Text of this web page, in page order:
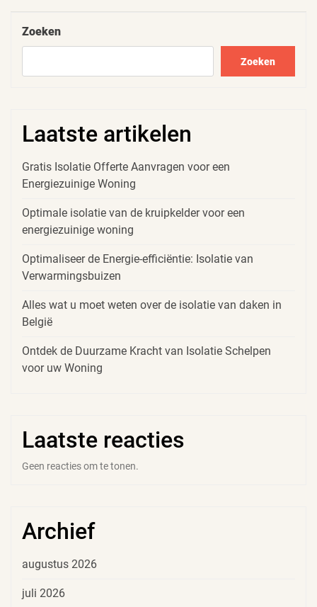
Zoeken
Zoeken
Laatste artikelen
Gratis Isolatie Offerte Aanvragen voor een
Energiezuinige Woning
Optimale isolatie van de kruipkelder voor een
energiezuinige woning
Optimaliseer de Energie-efficiëntie: Isolatie van
Verwarmingsbuizen
Alles wat u moet weten over de isolatie van daken in
België
Ontdek de Duurzame Kracht van Isolatie Schelpen
voor uw Woning
Laatste reacties
Geen reacties om te tonen.
Archief
augustus 2026
juli 2026